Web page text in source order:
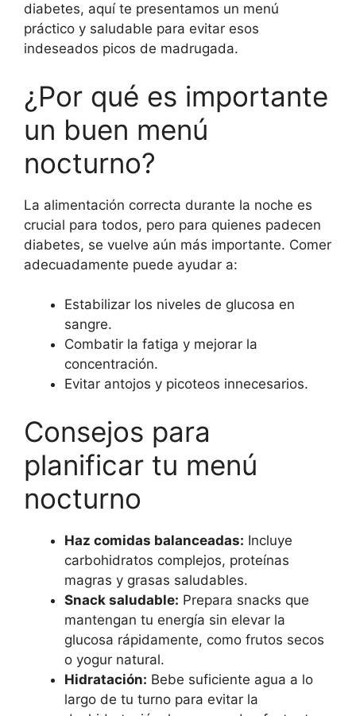
diabetes, aquí te presentamos un menú
práctico y saludable para evitar esos
indeseados picos de madrugada.
¿Por qué es importante
un buen menú
nocturno?
La alimentación correcta durante la noche es
crucial para todos, pero para quienes padecen
diabetes, se vuelve aún más importante. Comer
adecuadamente puede ayudar a:
Estabilizar los niveles de glucosa en
sangre.
Combatir la fatiga y mejorar la
concentración.
Evitar antojos y picoteos innecesarios.
Consejos para
planificar tu menú
nocturno
Haz comidas balanceadas: Incluye
carbohidratos complejos, proteínas
magras y grasas saludables.
Snack saludable: Prepara snacks que
mantengan tu energía sin elevar la
glucosa rápidamente, como frutos secos
o yogur natural.
Hidratación: Bebe suficiente agua a lo
largo de tu turno para evitar la